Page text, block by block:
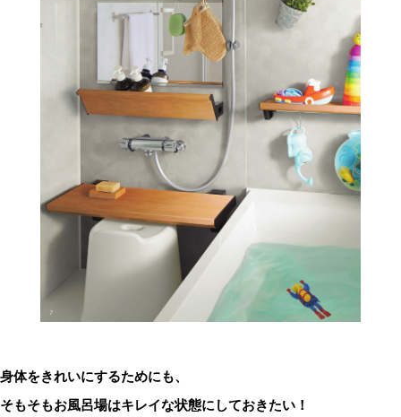
身体をきれいにするためにも、
そもそもお風呂場はキレイな状態にしておきたい！